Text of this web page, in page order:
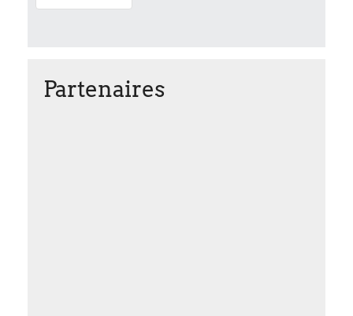
Partenaires